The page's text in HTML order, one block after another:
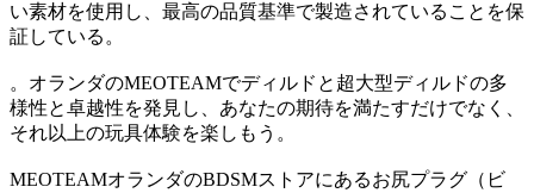
い素材を使用し、最高の品質基準で製造されていることを保
証している。
。オランダのMEOTEAMでディルドと超大型ディルドの多
様性と卓越性を発見し、あなたの期待を満たすだけでなく、
それ以上の玩具体験を楽しもう。
MEOTEAMオランダのBDSMストアにあるお尻プラグ（ビ